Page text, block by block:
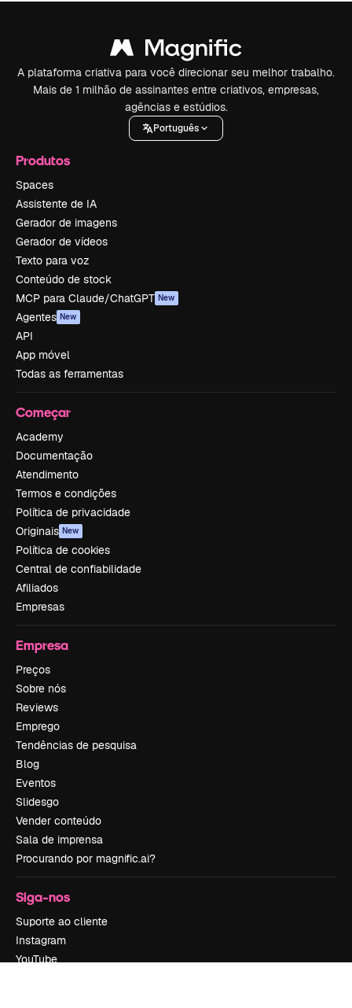
A plataforma criativa para você direcionar seu melhor trabalho.
Mais de 1 milhão de assinantes entre criativos, empresas,
agências e estúdios.
Português
Produtos
Spaces
Assistente de IA
Gerador de imagens
Gerador de vídeos
Texto para voz
Conteúdo de stock
MCP para Claude/ChatGPT New
Agentes New
API
App móvel
Todas as ferramentas
Começar
Academy
Documentação
Atendimento
Termos e condições
Política de privacidade
Originais New
Política de cookies
Central de confiabilidade
Afiliados
Empresas
Empresa
Preços
Sobre nós
Reviews
Emprego
Tendências de pesquisa
Blog
Eventos
Slidesgo
Vender conteúdo
Sala de imprensa
Procurando por magnific.ai?
Siga-nos
Suporte ao cliente
Instagram
YouTube